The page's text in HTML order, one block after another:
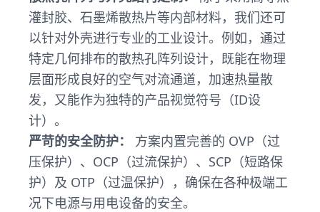
灌封胶、石墨烯散热片等内部材料，我们还可
以针对外壳进行专业的工业设计。例如，通过
特定几何排布的散热孔阵列设计，既能在物理
层面形成良好的空气对流通道，加速热量散
发，又能作为独特的产品视觉符号（ID设
计）。
严苛的安全防护：
方案内置完善的 OVP（过
压保护）、OCP（过流保护）、SCP（短路保
护）及 OTP（过温保护），确保在各种极端工
况下电源与用电设备的安全。